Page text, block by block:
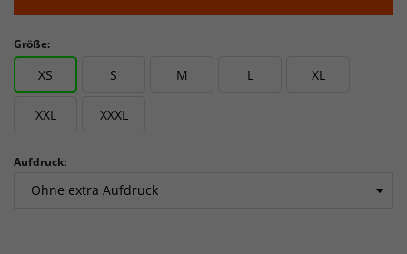
Größe:
XS S M L XL
XXL XXXL
Aufdruck: